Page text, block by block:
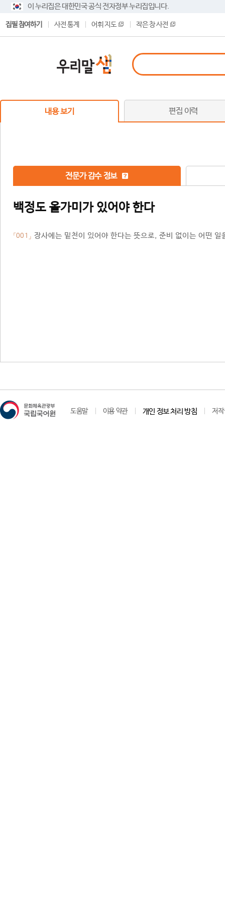
이 누리집은 대한민국 공식 전자정부 누리집입니다.
집필 참여하기 사전 통계 어휘 지도 작은 창 사전
내용 보기 편집 이력
전문가 감수 정보
백정도 올가미가 있어야 한다
「001」 장사에는 밑천이 있어야 한다는 뜻으로, 준비 없이는 어떤
도움말 이용 약관 개인 정보 처리 방침 저